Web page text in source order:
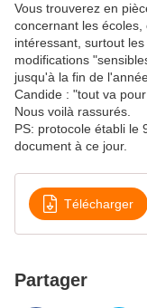
Vous trouverez en
concernant les
intéressant, surtout
modifications
jusqu'à la fin de
Candide : "tout va
Nous voilà rassurés.
PS: protocole établi le
document à ce jour.
Télécharger
Partager